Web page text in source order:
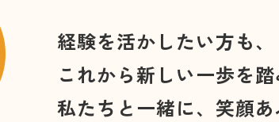
経験を活かしたい方も、
これから新しい一歩を踏
私たちと一緒に、笑顔